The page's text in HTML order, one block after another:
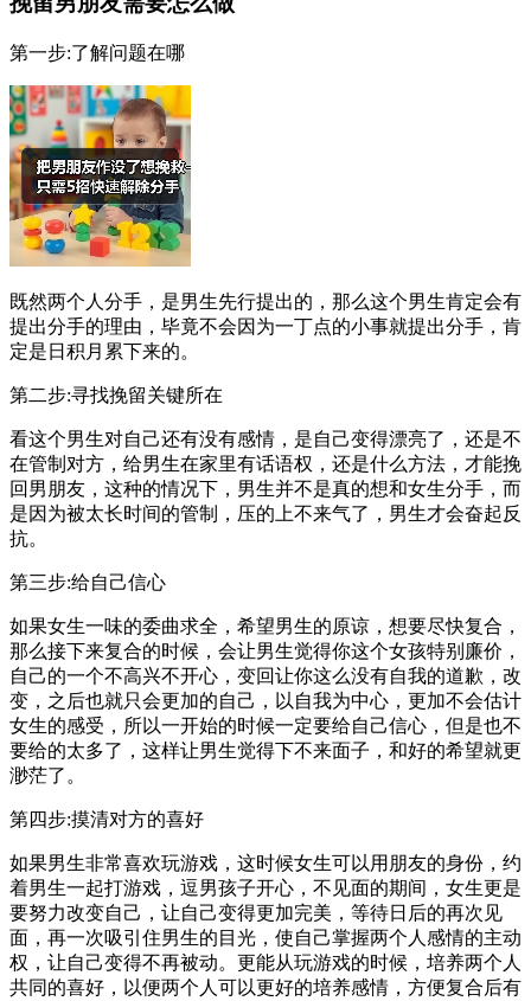
第一步:了解问题在哪
既然两个人分手，是男生先行提出的，那么这个男生肯定会有
提出分手的理由，毕竟不会因为一丁点的小事就提出分手，肯
定是日积月累下来的。
第二步:寻找挽留关键所在
看这个男生对自己还有没有感情，是自己变得漂亮了，还是不
在管制对方，给男生在家里有话语权，还是什么方法，才能挽
回男朋友，这种的情况下，男生并不是真的想和女生分手，而
是因为被太长时间的管制，压的上不来气了，男生才会奋起反
抗。
第三步:给自己信心
如果女生一味的委曲求全，希望男生的原谅，想要尽快复合，
那么接下来复合的时候，会让男生觉得你这个女孩特别廉价，
自己的一个不高兴不开心，变回让你这么没有自我的道歉，改
变，之后也就只会更加的自己，以自我为中心，更加不会估计
女生的感受，所以一开始的时候一定要给自己信心，但是也不
要给的太多了，这样让男生觉得下不来面子，和好的希望就更
渺茫了。
第四步:摸清对方的喜好
如果男生非常喜欢玩游戏，这时候女生可以用朋友的身份，约
着男生一起打游戏，逗男孩子开心，不见面的期间，女生更是
要努力改变自己，让自己变得更加完美，等待日后的再次见
面，再一次吸引住男生的目光，使自己掌握两个人感情的主动
权，让自己变得不再被动。更能从玩游戏的时候，培养两个人
共同的喜好，以便两个人可以更好的培养感情，方便复合后有